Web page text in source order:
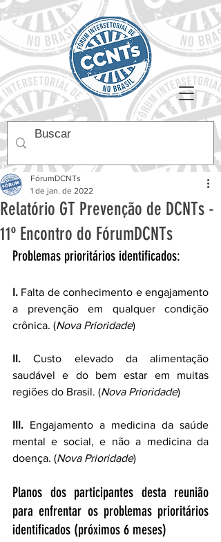
Relatório GT Prevenção de DCNTs -
11º Encontro do FórumDCNTs
FórumDCNTs
1 de jan. de 2022
Problemas prioritários identificados:
I. Falta de conhecimento e engajamento
a prevenção em qualquer condição
crônica. (Nova Prioridade)
II. Custo elevado da alimentação
saudável e do bem estar em muitas
regiões do Brasil. (Nova Prioridade)
III. Engajamento a medicina da saúde
mental e social, e não a medicina da
doença. (Nova Prioridade)
Planos dos participantes desta reunião
para enfrentar os problemas prioritários
identificados (próximos 6 meses)